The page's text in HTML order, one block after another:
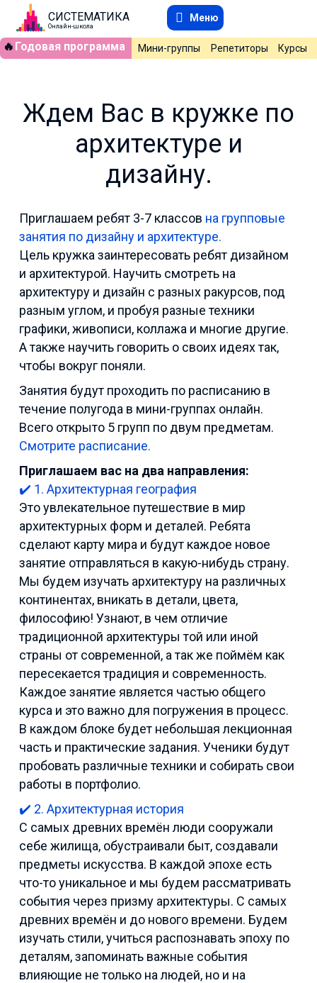
СИСТЕМАТИКА
Онлайн-школа
Меню
🔥 Годовая программа Мини-группы Репетиторы Курсы
Ждем Вас в кружке по
архитектуре и
дизайну.
Приглашаем ребят 3-7 классов на групповые
занятия по дизайну и архитектуре.
Цель кружка заинтересовать ребят дизайном
и архитектурой. Научить смотреть на
архитектуру и дизайн с разных ракурсов, под
разным углом, и пробуя разные техники
графики, живописи, коллажа и многие другие.
А также научить говорить о своих идеях так,
чтобы вокруг поняли.
Занятия будут проходить по расписанию в
течение полугода в мини-группах онлайн.
Всего открыто 5 групп по двум предметам.
Смотрите расписание.
Приглашаем вас на два направления:
✔️ 1. Архитектурная география
Это увлекательное путешествие в мир
архитектурных форм и деталей. Ребята
сделают карту мира и будут каждое новое
занятие отправляться в какую-нибудь страну.
Мы будем изучать архитектуру на различных
континентах, вникать в детали, цвета,
философию! Узнают, в чем отличие
традиционной архитектуры той или иной
страны от современной, а так же поймём как
пересекается традиция и современность.
Каждое занятие является частью общего
курса и это важно для погружения в процесс.
В каждом блоке будет небольшая лекционная
часть и практические задания. Ученики будут
пробовать различные техники и собирать свои
работы в портфолио.
✔️ 2. Архитектурная история
С самых древних времён люди сооружали
себе жилища, обустраивали быт, создавали
предметы искусства. В каждой эпохе есть
что-то уникальное и мы будем рассматривать
события через призму архитектуры. С самых
древних времён и до нового времени. Будем
изучать стили, учиться распознавать эпоху по
деталям, запоминать важные события
влияющие не только на людей, но и на